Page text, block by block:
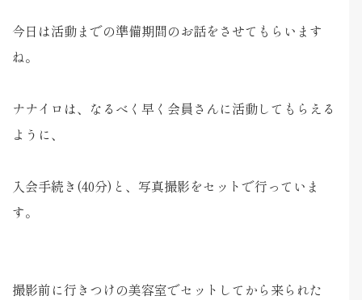
今日は活動までの準備期間のお話をさせてもらいます
ね。
ナナイロは、なるべく早く会員さんに活動してもらえる
ように、
入会手続き(40分)と、写真撮影をセットで行っていま
す。
撮影前に行きつけの美容室でセットしてから来られた